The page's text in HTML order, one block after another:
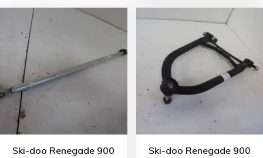
Ski-doo Renegade 900
Ski-doo Renegade 900